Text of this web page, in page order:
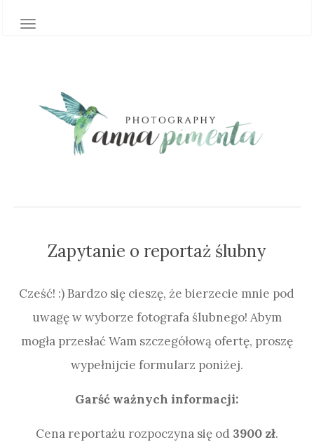
TOGGLE NAVIGATION
Zapytanie o reportaż ślubny
Cześć! :) Bardzo się cieszę, że bierzecie mnie pod
uwagę w wyborze fotografa ślubnego! Abym
mogła przesłać Wam szczegółową ofertę, proszę
wypełnijcie formularz poniżej.
Garść ważnych informacji:
Cena reportażu rozpoczyna się od 3900 zł.